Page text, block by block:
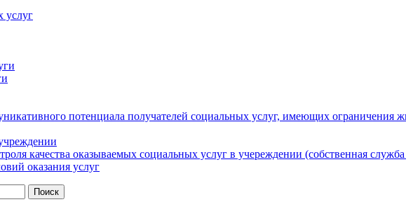
услуг
потенциала получателей социальных услуг, имеющих ограничения
качества оказываемых социальных услуг в учереждении (собственная
оказания услуг